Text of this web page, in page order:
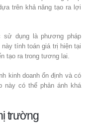
trên khả năng tạo ra lợi
sử dụng là phương pháp
tính toán giá trị hiện tại
tạo ra trong tương lai.
kinh doanh ổn định và có
này có thể phản ánh khá
trường